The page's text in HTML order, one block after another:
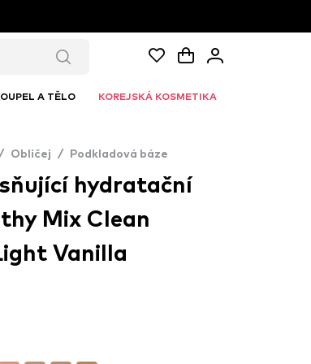
A TĚLO KOREJSKÁ KOSMETIKA
Obličej / Podkladová báze
hydratační
Mix Clean
Vanilla